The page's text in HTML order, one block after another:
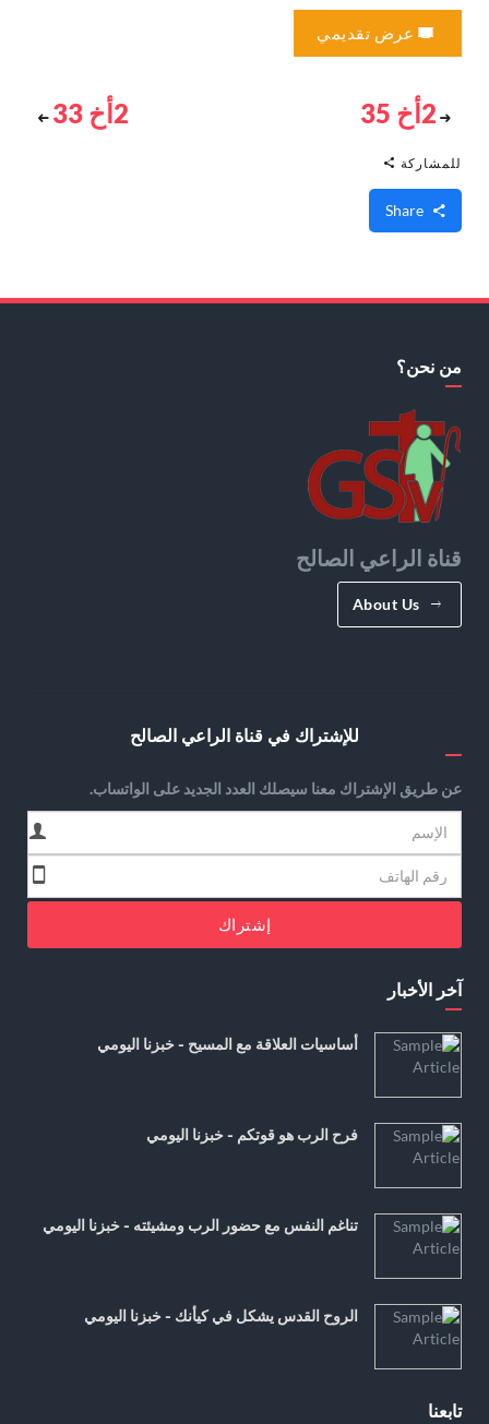
عرض تقديمي
2أخ 35 2أخ 33
للمشاركة
من نحن؟
قناة الراعي الصالح
About Us
للإشتراك في قناة الراعي الصالح
عن طريق الإشتراك معنا سيصلك العدد الجديد على الواتساب.
إشتراك
آخر الأخبار
أساسيات العلاقة مع المسيح - خبزنا اليومي
فرح الرب هو قوتكم - خبزنا اليومي
تناغم النفس مع حضور الرب ومشيئته - خبزنا اليومي
الروح القدس يشكل في كيأنك - خبزنا اليومي
تابعنا